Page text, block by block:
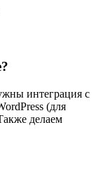
интеграция с
(для
делаем